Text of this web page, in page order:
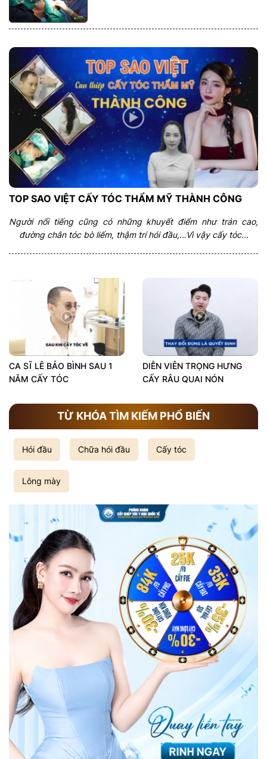
TOP SAO VIỆT CẤY TÓC THẨM MỸ THÀNH CÔNG
Người nổi tiếng cũng có những khuyết điểm như trán cao,
đường chân tóc bò liếm, thậm trí hói đầu,…Vì vậy cấy tóc...
CA SĨ LÊ BẢO BÌNH SAU 1
NĂM CẤY TÓC
DIỄN VIÊN TRỌNG HƯNG
CẤY RÂU QUAI NÓN
TỪ KHÓA TÌM KIẾM PHỔ BIẾN
Hói đầu Chữa hói đầu Cấy tóc
Lông mày